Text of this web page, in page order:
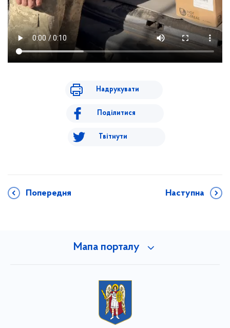
Надрукувати
Поділитися
Твітнути
Попередня Наступна
Мапа порталу